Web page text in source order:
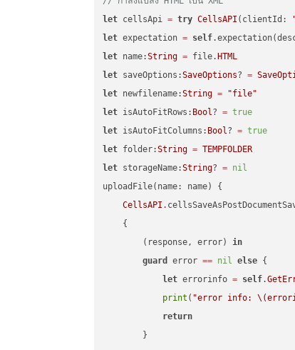
let cellsApi = try CellsAPI (clientId:
let expectation = self
let name:String = file. HTML
let saveOptions:SaveOptions? =
let newfilename:String =
"file"
let isAutoFitRows: Bool? = true
let isAutoFitColumns: Bool? = true
let folder:String = TEMPFOLDER
let storageName:String? = nil
uploadFile(name: name) {
CellsAPI
    {
        (response, error)
in
guard
error == nil else {
let errorinfo = self.
print ( "error info:
return
        }